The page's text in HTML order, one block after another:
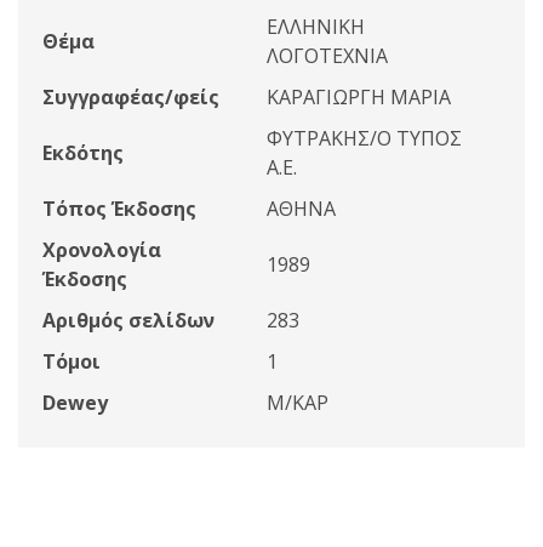
Θέμα
ΕΛΛΗΝΙΚΗ
ΛΟΓΟΤΕΧΝΙΑ
Συγγραφέας/φείς
ΚΑΡΑΓΙΩΡΓΗ ΜΑΡΙΑ
Εκδότης
ΦΥΤΡΑΚΗΣ/Ο ΤΥΠΟΣ
Α.Ε.
Τόπος Έκδοσης
ΑΘΗΝΑ
Χρονολογία
Έκδοσης
1989
Αριθμός σελίδων
283
Τόμοι
1
Dewey
Μ/ΚΑΡ